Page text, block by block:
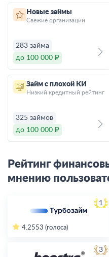
Новые займы
Свежие организации
283 займа
до 100 000 ₽
Займ с плохой КИ
Низкий кредитный рейтинг
325 займов
до 100 000 ₽
Рейтинг
мнению
1
4.2553 (голоса)
3